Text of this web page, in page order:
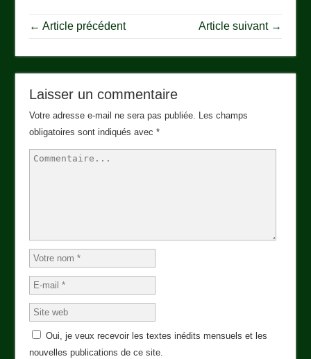
← Article précédent Article suivant →
Laisser un commentaire
Votre adresse e-mail ne sera pas publiée. Les champs
obligatoires sont indiqués avec*
Oui, je veux recevoir les textes inédits mensuels et les
nouvelles publications de ce site.